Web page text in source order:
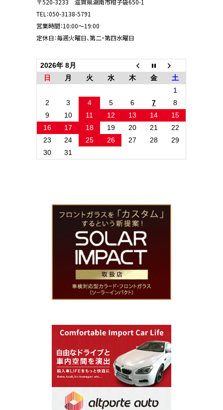
〒520-3233 滋賀県湖南市柑子袋650-1
TEL：050-3138-5791
営業時間：10:00～19:00
定休日：毎週火曜日、第二・第四水曜日
2026年 8月
日
月 火 水 木 金
土
1
2
3 4 5 6 7
8
9
10 11 12 13 14
15
16
17 18 19 20 21
22
23
24 25 26 27 28
29
30
31